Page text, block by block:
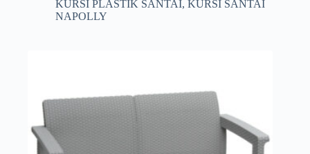
KURSI PLASTIK SANTAI, KURSI SANTAI
NAPOLLY